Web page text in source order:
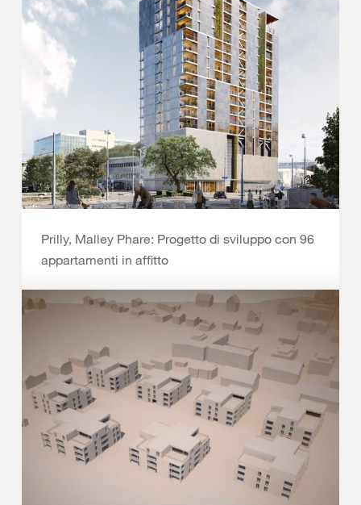
Prilly, Malley Phare: Progetto di sviluppo con 96
appartamenti in affitto